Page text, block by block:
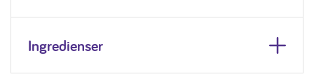
Ingredienser